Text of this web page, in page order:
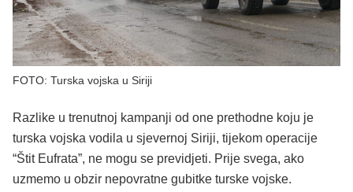
FOTO: Turska vojska u Siriji
Razlike u trenutnoj kampanji od one prethodne koju je
turska vojska vodila u sjevernoj Siriji, tijekom operacije
“Štit Eufrata”, ne mogu se previdjeti. Prije svega, ako
uzmemo u obzir nepovratne gubitke turske vojske.